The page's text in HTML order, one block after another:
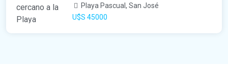
Playa Pascual, San José
U$S 45000